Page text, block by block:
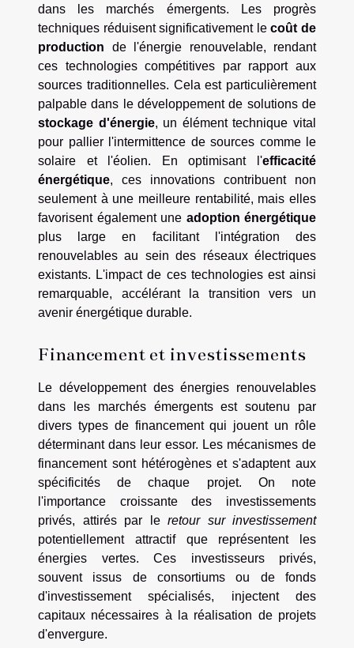
dans les marchés émergents. Les progrès
techniques réduisent significativement lecoût de
production de l'énergie renouvelable, rendant
ces technologies compétitives par rapport aux
sources traditionnelles. Cela est particulièrement
palpable dans le développement de solutions de
stockage d'énergie, un élément technique vital
pour pallier l'intermittence de sources comme le
solaire et l'éolien. En optimisant l'efficacité
énergétique, ces innovations contribuent non
seulement à une meilleure rentabilité, mais elles
favorisent également une adoption énergétique
plus large en facilitant l'intégration des
renouvelables au sein des réseaux électriques
existants. L'impact de ces technologies est ainsi
remarquable, accélérant la transition vers un
avenir énergétique durable.
Financement et investissements
Le développement des énergies renouvelables
dans les marchés émergents est soutenu par
divers types de financement qui jouent un rôle
déterminant dans leur essor. Les mécanismes de
financement sont hétérogènes et s'adaptent aux
spécificités de chaque projet. On note
l'importance croissante des investissements
privés, attirés par le retour sur investissement
potentiellement attractif que représentent les
énergies vertes. Ces investisseurs privés,
souvent issus de consortiums ou de fonds
d'investissement spécialisés, injectent des
capitaux nécessaires à la réalisation de projets
d'envergure.